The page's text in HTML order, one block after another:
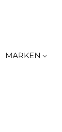
MARKEN